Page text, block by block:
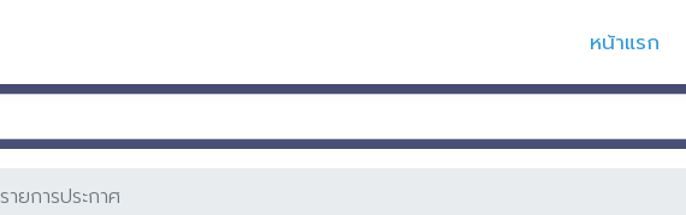
หน้าแรก
รายการประกาศ